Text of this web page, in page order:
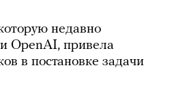
недавно
OpenAI, привела
в постановке задачи